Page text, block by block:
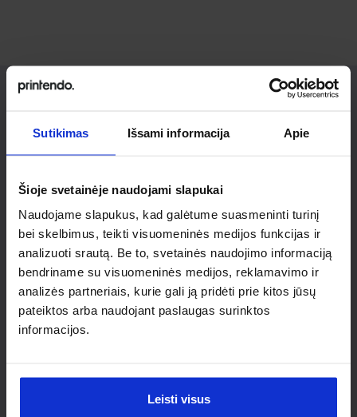
Sutikimas Išsami informacija Apie
Šioje svetainėje naudojami slapukai
Naudojame slapukus, kad galėtume suasmeninti turinį
bei skelbimus, teikti visuomeninės medijos funkcijas ir
analizuoti srautą. Be to, svetainės naudojimo informaciją
bendriname su visuomeninės medijos, reklamavimo ir
analizės partneriais, kurie gali ją pridėti prie kitos jūsų
pateiktos arba naudojant paslaugas surinktos
informacijos.
Leisti visus
Ieškai
individualaus
sprendimo?
Susisiek su mumis dėl
nestandartinio produkto aptarimo.
Susisiekti